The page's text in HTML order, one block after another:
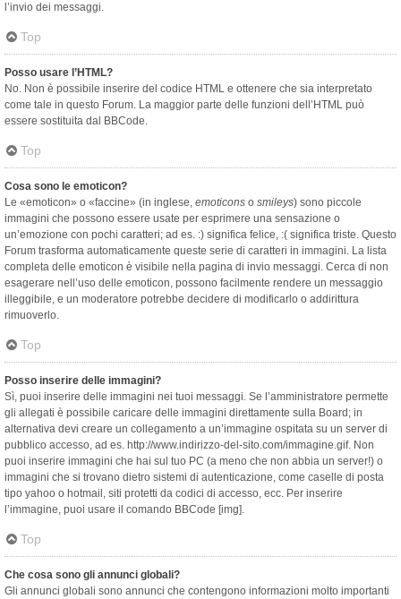
l’invio dei messaggi.
Top
Posso usare l’HTML?
No. Non è possibile inserire del codice HTML e ottenere che sia interpretato
come tale in questo Forum. La maggior parte delle funzioni dell’HTML può
essere sostituita dal BBCode.
Top
Cosa sono le emoticon?
Le «emoticon» o «faccine» (in inglese, emoticons o smileys) sono piccole
immagini che possono essere usate per esprimere una sensazione o
un’emozione con pochi caratteri; ad es. :) significa felice, :( significa triste. Questo
Forum trasforma automaticamente queste serie di caratteri in immagini. La lista
completa delle emoticon è visibile nella pagina di invio messaggi. Cerca di non
esagerare nell’uso delle emoticon, possono facilmente rendere un messaggio
illeggibile, e un moderatore potrebbe decidere di modificarlo o addirittura
rimuoverlo.
Top
Posso inserire delle immagini?
Sì, puoi inserire delle immagini nei tuoi messaggi. Se l’amministratore permette
gli allegati è possibile caricare delle immagini direttamente sulla Board; in
alternativa devi creare un collegamento a un’immagine ospitata su un server di
pubblico accesso, ad es. http://www.indirizzo-del-sito.com/immagine.gif. Non
puoi inserire immagini che hai sul tuo PC (a meno che non abbia un server!) o
immagini che si trovano dietro sistemi di autenticazione, come caselle di posta
tipo yahoo o hotmail, siti protetti da codici di accesso, ecc. Per inserire
l’immagine, puoi usare il comando BBCode [img].
Top
Che cosa sono gli annunci globali?
Gli annunci globali sono annunci che contengono informazioni molto importanti